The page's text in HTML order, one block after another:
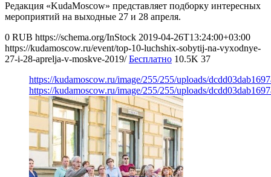
Редакция «KudaMoscow» представляет подборку интересных
мероприятий на выходные 27 и 28 апреля.
0 RUB https://schema.org/InStock 2019-04-26T13:24:00+03:00
https://kudamoscow.ru/event/top-10-luchshix-sobytij-na-vyxodnye-
27-i-28-aprelja-v-moskve-2019/ Бесплатно 10.5K 37
https://kudamoscow.ru/image/255/255/uploads/
https://kudamoscow.ru/image/255/255/uploads/